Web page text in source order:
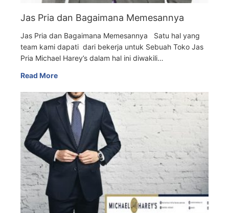
Jas Pria dan Bagaimana Memesannya
Jas Pria dan Bagaimana Memesannya Satu hal yang
team kami dapati dari bekerja untuk Sebuah Toko Jas
Pria Michael Harey’s dalam hal ini diwakili…
Read More